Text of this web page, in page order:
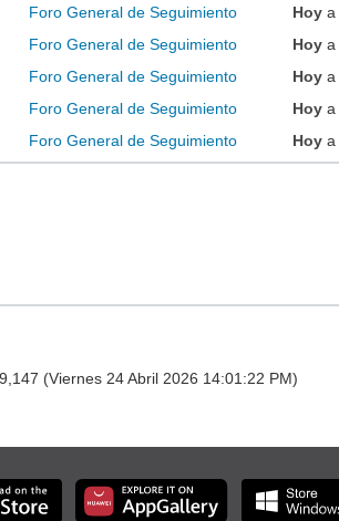
Foro General de Seguimiento Hoy a
Foro General de Seguimiento Hoy a
Foro General de Seguimiento Hoy a
Foro General de Seguimiento Hoy a
Foro General de Seguimiento Hoy a
(Viernes 24 Abril 2026 14:01:22 PM)